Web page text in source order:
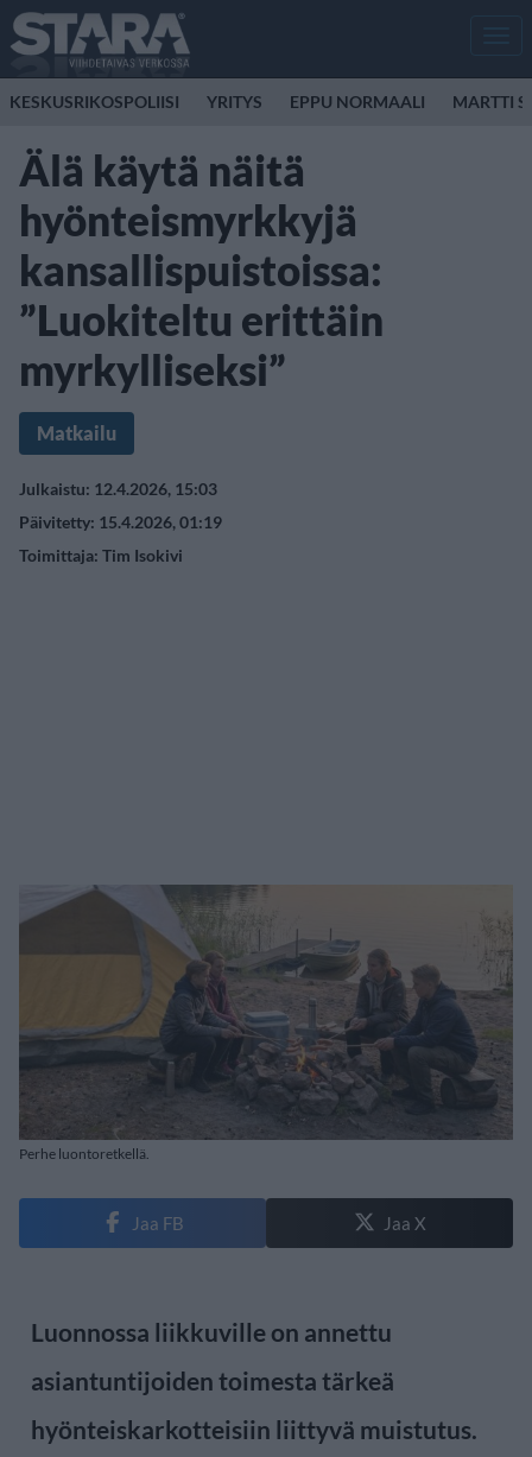
KESKUSRIKOSPOLIISI YRITYS EPPU NORMAALI MARTTI
Älä käytä näitä
hyönteismyrkkyjä
kansallispuistoissa:
”Luokiteltu erittäin
myrkylliseksi”
Matkailu
Julkaistu: 12.4.2026, 15:03
Päivitetty: 15.4.2026, 01:19
Toimittaja: Tim Isokivi
Perhe luontoretkellä.
Jaa FB Jaa X
Luonnossa liikkuville on annettu
asiantuntijoiden toimesta tärkeä
hyönteiskarkotteisiin liittyvä muistutus.